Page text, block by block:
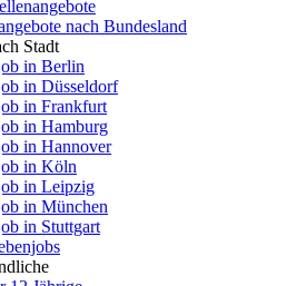
nach Bundesland
Stadt
in Berlin
in Düsseldorf
in Frankfurt
in Hamburg
in Hannover
in Köln
in Leipzig
in München
in Stuttgart